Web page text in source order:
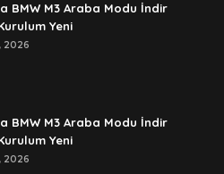
BMW M3 Araba Modu İndir
Yeni
2026
BMW M3 Araba Modu İndir
Yeni
2026